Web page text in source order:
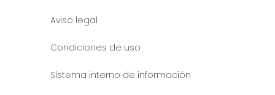
Aviso legal
Condiciones de uso
Sistema interno de información